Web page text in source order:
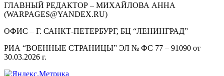
ГЛАВНЫЙ РЕДАКТОР – МИХАЙЛОВА АННА
(WARPAGES@YANDEX.RU)
ОФИС – Г. САНКТ-ПЕТЕРБУРГ, БЦ “ЛЕНИНГРАД”
РИА “ВОЕННЫЕ СТРАНИЦЫ” ЭЛ № ФС 77 – 91090 от
30.03.2026 г.